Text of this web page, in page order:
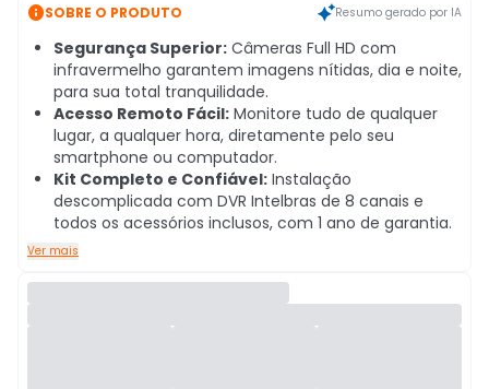
SOBRE O PRODUTO Resumo gerado por IA
Segurança Superior: Câmeras Full HD com
infravermelho garantem imagens nítidas, dia e noite,
para sua total tranquilidade.
Acesso Remoto Fácil: Monitore tudo de qualquer
lugar, a qualquer hora, diretamente pelo seu
smartphone ou computador.
Kit Completo e Confiável: Instalação
descomplicada com DVR Intelbras de 8 canais e
todos os acessórios inclusos, com 1 ano de garantia.
Ver mais